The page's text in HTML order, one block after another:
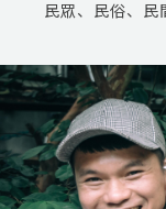
民眾、民俗、民